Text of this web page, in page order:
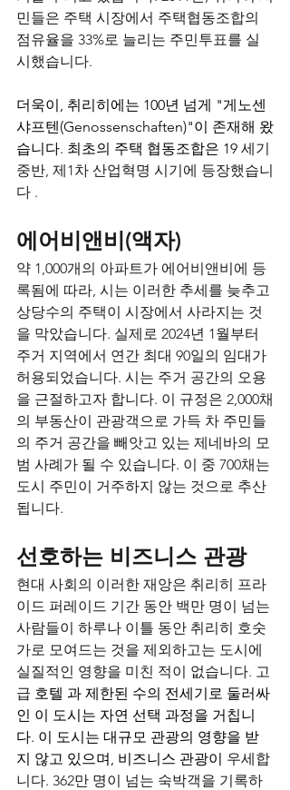
민들은 주택 시장에서 주택협동조합의
점유율을 33%로 늘리는 주민투표를 실
시했습니다.
더욱이, 취리히에는 100년 넘게 "게노센
샤프텐(Genossenschaften)"이 존재해 왔
습니다. 최초의 주택 협동조합은 19 세기
중반, 제1차 산업혁명 시기에 등장했습니
다 .
에어비앤비(액자)
약 1,000개의 아파트가 에어비앤비에 등
록됨에 따라, 시는 이러한 추세를 늦추고
상당수의 주택이 시장에서 사라지는 것
을 막았습니다. 실제로 2024년 1월부터
주거 지역에서 연간 최대 90일의 임대가
허용되었습니다. 시는 주거 공간의 오용
을 근절하고자 합니다. 이 규정은 2,000채
의 부동산이 관광객으로 가득 차 주민들
의 주거 공간을 빼앗고 있는 제네바의 모
범 사례가 될 수 있습니다. 이 중 700채는
도시 주민이 거주하지 않는 것으로 추산
됩니다.
선호하는 비즈니스 관광
현대 사회의 이러한 재앙은 취리히 프라
이드 퍼레이드 기간 동안 백만 명이 넘는
사람들이 하루나 이틀 동안 취리히 호숫
가로 모여드는 것을 제외하고는 도시에
실질적인 영향을 미친 적이 없습니다. 고
급 호텔 과 제한된 수의 전세기로 둘러싸
인 이 도시는 자연 선택 과정을 거칩니
다. 이 도시는 대규모 관광의 영향을 받
지 않고 있으며, 비즈니스 관광이 우세합
니다. 362만 명이 넘는 숙박객을 기록하